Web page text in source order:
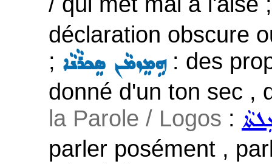
déclaration obscure
; ܗܹܡܸܙܡܵܢ ܣܸܟܪܵܢܵܐ: des
donné d'un ton sec ,
la Parole / Logos :
parler posément ,